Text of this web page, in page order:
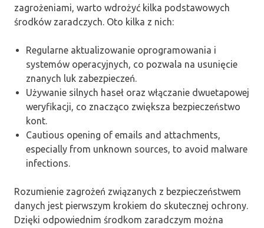
zagrożeniami, warto wdrożyć kilka podstawowych
środków zaradczych. Oto kilka z nich:
Regularne aktualizowanie oprogramowania i
systemów operacyjnych, co pozwala na usunięcie
znanych luk zabezpieczeń.
Używanie silnych haseł oraz włączanie dwuetapowej
weryfikacji, co znacząco zwiększa bezpieczeństwo
kont.
Cautious opening of emails and attachments,
especially from unknown sources, to avoid malware
infections.
Rozumienie zagrożeń związanych z bezpieczeństwem
danych jest pierwszym krokiem do skutecznej ochrony.
Dzięki odpowiednim środkom zaradczym można